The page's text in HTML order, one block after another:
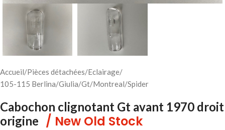
Accueil/Pièces détachées/Eclairage/
105-115 Berlina/Giulia/Gt/Montreal/Spider
Cabochon clignotant Gt avant 1970 droit
origine / New Old Stock